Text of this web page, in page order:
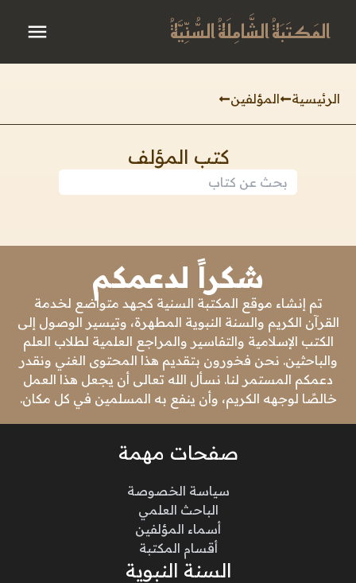
المَكتَبَةُ الشَّامِلَةُ السُّنِّيَّةُ
الرئيسية المؤلفين
كتب المؤلف
شكراً لدعمكم
تم إنشاء موقع المكتبة السنية كجهد متواضع لخدمة
القرآن الكريم والسنة النبوية المطهرة، وتيسير الوصول إلى
الكتب الإسلامية والتفاسير والمراجع العلمية لطلاب العلم
والباحثين. نحن فخورون بتقديم هذا المحتوى الغني ونقدر
دعمكم المستمر لنا. نسأل الله تعالى أن يجعل هذا العمل
خالصًا لوجهه الكريم، وأن ينفع به المسلمين في كل مكان.
صفحات مهمة
سياسة الخصوصة
الباحث العلمي
أسماء المؤلفين
أقسام المكتبة
السنة النبوية